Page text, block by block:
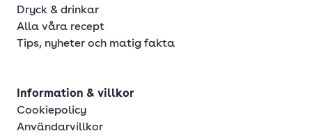
Dryck & drinkar
Alla våra recept
Tips, nyheter och matig fakta
Information & villkor
Cookiepolicy
Användarvillkor